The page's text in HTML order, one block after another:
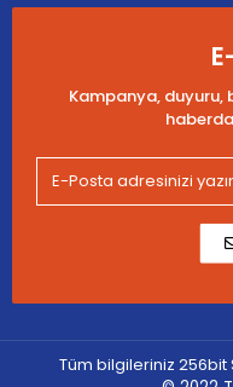
Kampanya,
Tüm bilgileriniz 256bit